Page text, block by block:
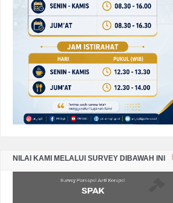
LAPORAN KEADAAN SISA PANJAR
PERKARA PERDATA BULAN
SEPTEMBER TAHUN 2025
LAPORAN KEADAAN SISA PANJAR
PERKARA PERDATA BULAN AGUSTUS
TAHUN 2025
NILAI KAMI MELALUI SURVEY DIBAWAH INI